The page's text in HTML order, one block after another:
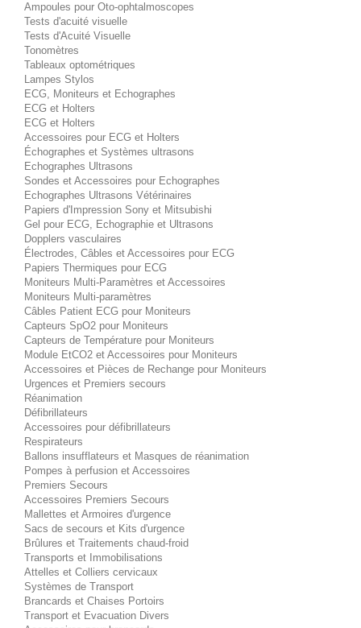
Ampoules pour Oto-ophtalmoscopes
Tests d'acuité visuelle
Tests d'Acuité Visuelle
Tonomètres
Tableaux optométriques
Lampes Stylos
ECG, Moniteurs et Echographes
ECG et Holters
ECG et Holters
Accessoires pour ECG et Holters
Échographes et Systèmes ultrasons
Echographes Ultrasons
Sondes et Accessoires pour Echographes
Echographes Ultrasons Vétérinaires
Papiers d'Impression Sony et Mitsubishi
Gel pour ECG, Echographie et Ultrasons
Dopplers vasculaires
Électrodes, Câbles et Accessoires pour ECG
Papiers Thermiques pour ECG
Moniteurs Multi-Paramètres et Accessoires
Moniteurs Multi-paramètres
Câbles Patient ECG pour Moniteurs
Capteurs SpO2 pour Moniteurs
Capteurs de Température pour Moniteurs
Module EtCO2 et Accessoires pour Moniteurs
Accessoires et Pièces de Rechange pour Moniteurs
Urgences et Premiers secours
Réanimation
Défibrillateurs
Accessoires pour défibrillateurs
Respirateurs
Ballons insufflateurs et Masques de réanimation
Pompes à perfusion et Accessoires
Premiers Secours
Accessoires Premiers Secours
Mallettes et Armoires d'urgence
Sacs de secours et Kits d'urgence
Brûlures et Traitements chaud-froid
Transports et Immobilisations
Attelles et Colliers cervicaux
Systèmes de Transport
Brancards et Chaises Portoirs
Transport et Evacuation Divers